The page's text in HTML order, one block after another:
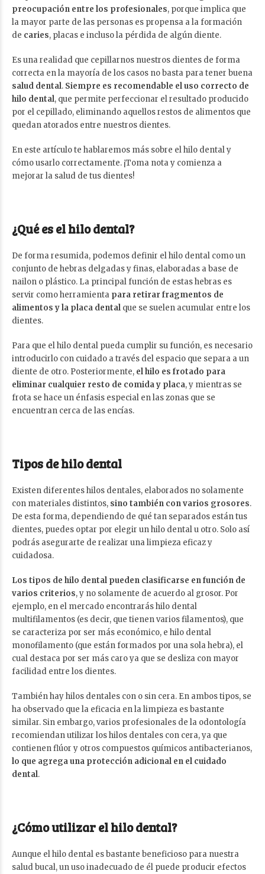
preocupación entre los profesionales, porque implica que
la mayor parte de las personas es propensa a la formación
de caries, placas e incluso la pérdida de algún diente.
Es una realidad que cepillarnos nuestros dientes de forma
correcta en la mayoría de los casos no basta para tener buena
salud dental. Siempre es recomendable el uso correcto de
hilo dental, que permite perfeccionar el resultado producido
por el cepillado, eliminando aquellos restos de alimentos que
quedan atorados entre nuestros dientes.
En este artículo te hablaremos más sobre el hilo dental y
cómo usarlo correctamente. ¡Toma nota y comienza a
mejorar la salud de tus dientes!
¿Qué es el hilo dental?
De forma resumida, podemos definir el hilo dental como un
conjunto de hebras delgadas y finas, elaboradas a base de
nailon o plástico. La principal función de estas hebras es
servir como herramienta para retirar fragmentos de
alimentos y la placa dental que se suelen acumular entre los
dientes.
Para que el hilo dental pueda cumplir su función, es necesario
introducirlo con cuidado a través del espacio que separa a un
diente de otro. Posteriormente, el hilo es frotado para
eliminar cualquier resto de comida y placa, y mientras se
frota se hace un énfasis especial en las zonas que se
encuentran cerca de las encías.
Tipos de hilo dental
Existen diferentes hilos dentales, elaborados no solamente
con materiales distintos, sino también con varios grosores.
De esta forma, dependiendo de qué tan separados están tus
dientes, puedes optar por elegir un hilo dental u otro. Solo así
podrás asegurarte de realizar una limpieza eficaz y
cuidadosa.
Los tipos de hilo dental pueden clasificarse en función de
varios criterios, y no solamente de acuerdo al grosor. Por
ejemplo, en el mercado encontrarás hilo dental
multifilamentos (es decir, que tienen varios filamentos), que
se caracteriza por ser más económico, e hilo dental
monofilamento (que están formados por una sola hebra), el
cual destaca por ser más caro ya que se desliza con mayor
facilidad entre los dientes.
También hay hilos dentales con o sin cera. En ambos tipos, se
ha observado que la eficacia en la limpieza es bastante
similar. Sin embargo, varios profesionales de la odontología
recomiendan utilizar los hilos dentales con cera, ya que
contienen flúor y otros compuestos químicos antibacterianos,
lo que agrega una protección adicional en el cuidado
dental.
¿Cómo utilizar el hilo dental?
Aunque el hilo dental es bastante beneficioso para nuestra
salud bucal, un uso inadecuado de él puede producir efectos